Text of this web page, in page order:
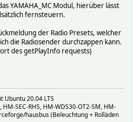
YAMAHA_MC Modul, hierüber lässt
fernsteuern.
der Radio Presets, welcher
die Radiosender durchzappen kann.
des getPlayInfo requests)
Ubuntu 20.04 LTS
HM-SEC-RHS, HM-WDS30-OT2-SM, HM-
hausbus (Beleuchtung + Rolläden